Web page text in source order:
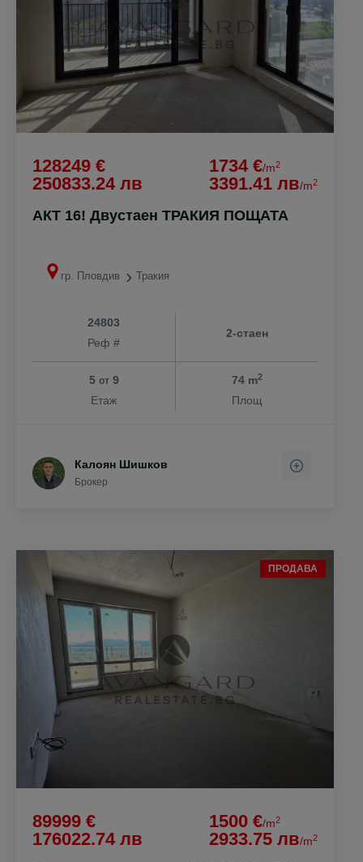
128249 €
250833.24 лв
1734 €/m2
3391.41 лв/m2
АКТ 16! Двустаен ТРАКИЯ ПОЩАТА
гр. Пловдив Тракия
24803
Реф #
2-стаен
5 от9
Етаж
74 m2
Площ
Калоян Шишков
Брокер
ПРОДАВА
89999 €
176022.74 лв
1500 €/m2
2933.75 лв/m2